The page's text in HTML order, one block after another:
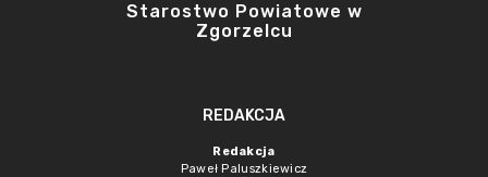
Starostwo Powiatowe w
Zgorzelcu
REDAKCJA
Redakcja
Paweł Paluszkiewicz